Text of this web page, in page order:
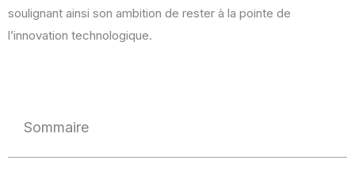
soulignant ainsi son ambition de rester à la pointe de
l’innovation technologique.
Sommaire